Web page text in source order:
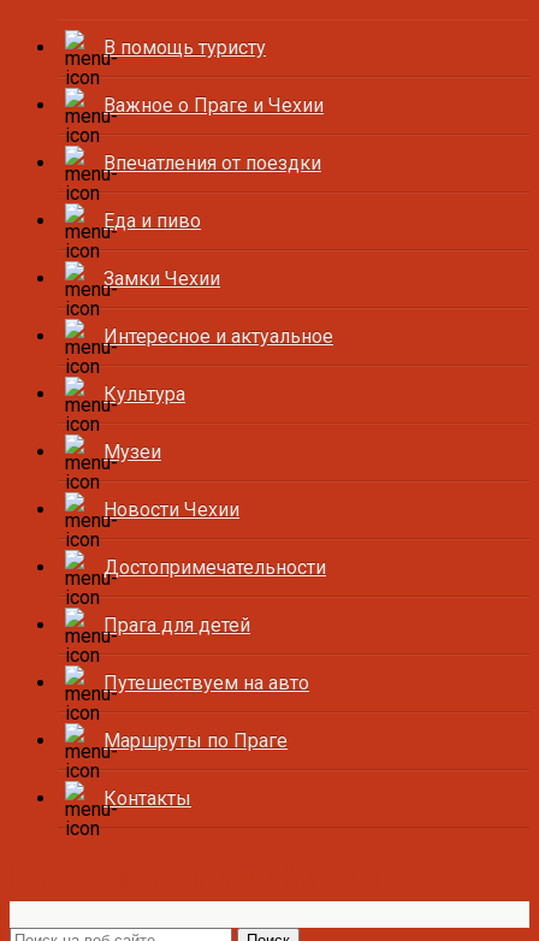
В помощь туристу
Важное о Праге и Чехии
Впечатления от поездки
Еда и пиво
Замки Чехии
Интересное и актуальное
Культура
Музеи
Новости Чехии
Достопримечательности
Прага для детей
Путешествуем на авто
Маршруты по Праге
Контакты